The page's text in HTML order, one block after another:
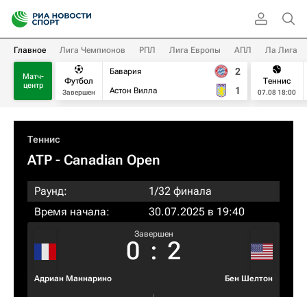
Главное Лига Чемпионов РПЛ Лига Европы АПЛ Ла Лига
Матч-
центр
Футбол
Завершен
Бавария
Астон Вилла
2
1
Теннис
07.08 18:00
Теннис
ATP - Canadian Open
Раунд:
1/32 финала
Время начала:
30.07.2025 в 19:40
Адриан Маннарино
Завершен
0 : 2
Бен Шелтон